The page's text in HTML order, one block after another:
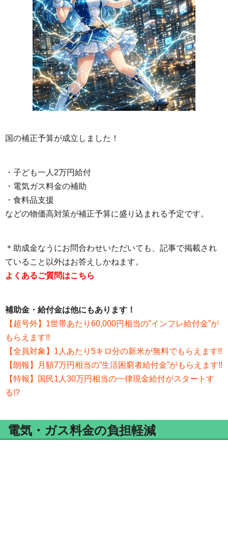
国の補正予算が成立しました！
・子ども一人2万円給付
・電気ガス料金の補助
・食料品支援
などの物価高対策が補正予算に盛り込まれる予定です。
＊助成金なうにお問合わせいただいても、記事で掲載され
ていること以外はお答えしかねます。
よくあるご質問はこちら
補助金・給付金は他にもあります！
【超号外】1世帯あたり60,000円相当の”インフレ給付金”が
もらえます!!
【全員対象】1人あたり5キロ分の新米が無料でもらえます!!
【朗報】月額7万円相当の”生活困窮者給付金”がもらえます!!
【特報】国民1人30万円相当の一律現金給付がスタートす
る!?
電気・ガス料金の負担軽減